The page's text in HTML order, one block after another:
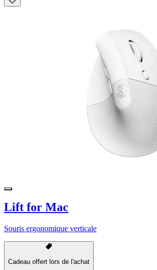
Lift for Mac
Souris ergonomique verticale
Cadeau offert lors de l'achat